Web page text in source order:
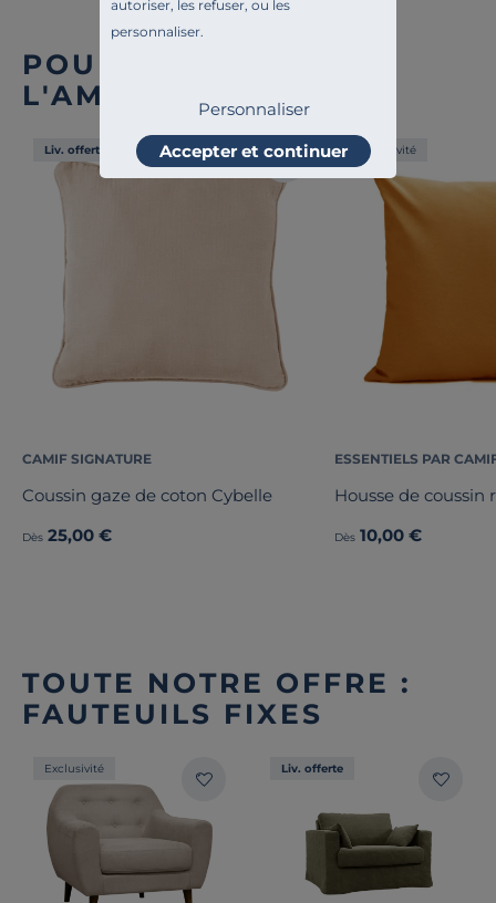
autoriser, les refuser, ou les
personnaliser.
Personnaliser
Accepter et continuer
POUR COMPLÉTER
L'AMBIANCE
Liv. offerte
CAMIF SIGNATURE
Coussin gaze de coton Cybelle
Dès 25,00 €
Exclusivité
ESSENTIELS PAR
Housse de coussin
Dès 10,00 €
TOUTE NOTRE OFFRE :
FAUTEUILS FIXES
Exclusivité Liv. offerte